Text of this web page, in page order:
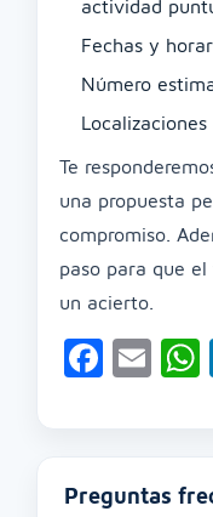
actividad
Fechas y
Número
Te
una propuesta
compromiso.
paso para que
un acierto.
Preguntas